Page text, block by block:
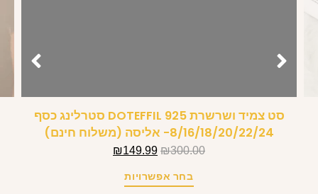
סט צמיד ושרשרת DOTEFFIL 925 סטרלינג כסף
8/16/18/20/22/24- אליסה (משלוח חינם)
₪300.00
₪149.99
בחר אפשרויות